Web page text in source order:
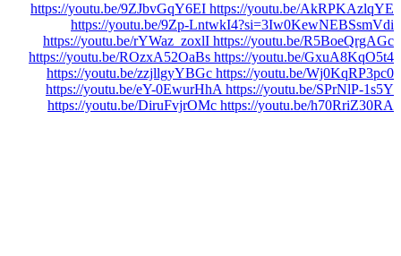
https://youtu.be/9ZJbvGqY6EI https://youtu.be/AkRPKAzlqYE
https://youtu.be/9Zp-LntwkI4?si=3Iw0KewNEBSsmVdi
https://youtu.be/rYWaz_zoxlI https://youtu.be/R5BoeQrgAGc
https://youtu.be/ROzxA52OaBs https://youtu.be/GxuA8KqO5t4
https://youtu.be/zzjllgyYBGc https://youtu.be/Wj0KqRP3pc0
https://youtu.be/eY-0EwurHhA https://youtu.be/SPrNlP-1s5Y
https://youtu.be/DiruFvjrOMc https://youtu.be/h70RriZ30RA